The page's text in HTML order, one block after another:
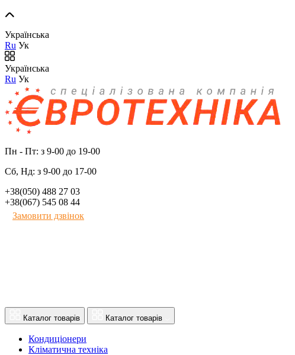
Українська
Ru Ук
Українська
Ru Ук
Пн - Пт: з 9-00 до 19-00
Сб, Нд: з 9-00 до 17-00
+38(050) 488 27 03
+38(067) 545 08 44
Замовити дзвінок
Каталог товарів Каталог товарів
Кондиціонери
Кліматична техніка